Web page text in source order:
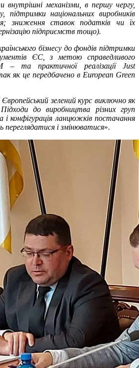
внутрішні механізми, в першу чергу,
підтримки національних виробників
зниження ставок податків чи їх
підприємств тощо).
бізнесу до фондів підтримки
ЄС, з метою справедливого
– та практичної реалізації Just
як це передбачено в European Green
зелений курс виключно як
до виробництва різних груп
конфігурація ланцюжків постачання
переглядатися і змінюватися».